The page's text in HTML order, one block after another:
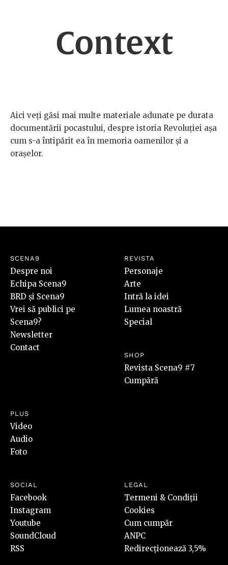
Context
Aici veți găsi mai multe materiale adunate pe durata
documentării pocastului, despre istoria Revoluției așa
cum s-a întipărit ea în memoria oamenilor și a
orașelor.
SCENA9
Despre noi
Echipa Scena9
BRD și Scena9
Vrei să publici pe
Scena9?
Newsletter
Contact
REVISTA
Personaje
Arte
Intră la idei
Lumea noastră
Special
SHOP
Revista Scena9 #7
Cumpără
PLUS
Video
Audio
Foto
SOCIAL
Facebook
Instagram
Youtube
SoundCloud
RSS
LEGAL
Termeni & Condiții
Cookies
Cum cumpăr
ANPC
Redirecționează 3,5%